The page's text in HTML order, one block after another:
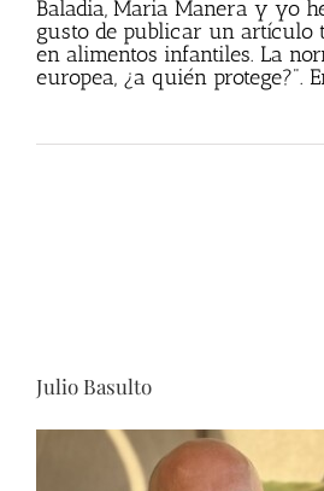
Baladia, Maria Manera y yo
gusto de publicar un artículo
en alimentos infantiles. La
europea, ¿a quién protege?".
Julio Basulto